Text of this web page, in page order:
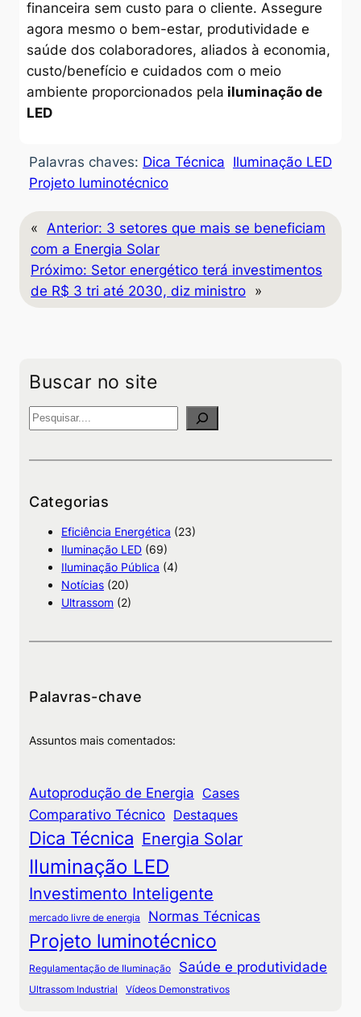
financeira sem custo para o cliente. Assegure
agora mesmo o bem-estar, produtividade e
saúde dos colaboradores, aliados à economia,
custo/benefício e cuidados com o meio
ambiente proporcionados pela iluminação de
LED
Palavras chaves: Dica Técnica Iluminação LED
Projeto luminotécnico
« Anterior: 3 setores que mais se beneficiam
com a Energia Solar
Próximo: Setor energético terá investimentos
de R$ 3 tri até 2030, diz ministro »
Buscar no site
P
s
u
Categorias
Eficiência Energética (23)
Iluminação LED (69)
Iluminação Pública (4)
Notícias (20)
Ultrassom (2)
Palavras-chave
Assuntos mais comentados:
Autoprodução de Energia Cases
Comparativo Técnico Destaques
Dica Técnica Energia Solar
Iluminação LED
Investimento Inteligente
mercado livre de energia Normas Técnicas
Projeto luminotécnico
Regulamentação de Iluminação Saúde e produtividade
Ultrassom Industrial Vídeos Demonstrativos